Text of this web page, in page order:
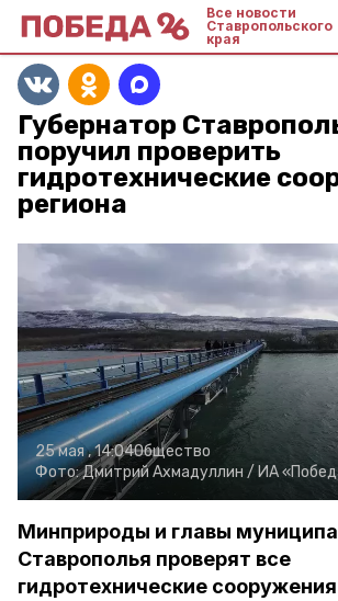
Все новости
Ставропольского
края
Губернатор
поручил проверить
гидротехнические
региона
25 мая , 14:04Общество
Фото:Дмитрий Ахмадуллин / ИА
Минприроды и главы
Ставрополья проверят все
гидротехнические сооружения